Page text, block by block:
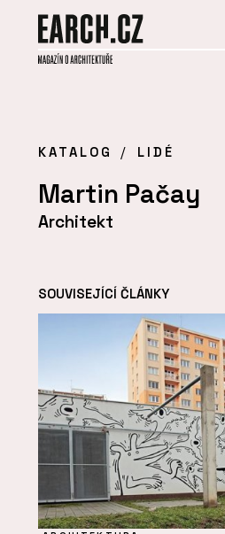
KATALOG LIDÉ
Martin Pačay
Architekt
SOUVISEJÍCÍ ČLÁNKY